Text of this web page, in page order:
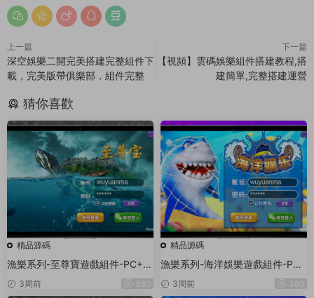
上一篇
深空娛樂二開完美搭建完整組件下
載，完美版帶俱樂部，組件完整
下一篇
【視頻】雲碼娛樂組件搭建教程,搭
建簡單,完整搭建運營
猜你喜歡
精品源碼
漁樂系列-至尊寶遊戲組件-PC+安
卓+蘋果3端
3周前 380
精品源碼
漁樂系列-海洋娛樂遊戲組件-PC
+安卓+蘋果3端
3周前 380